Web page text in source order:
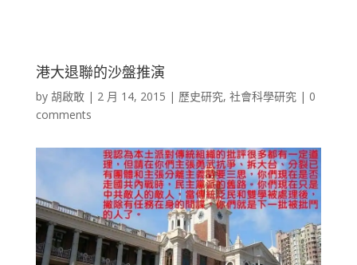
港大退聯的沙盤推演
by 胡啟敢| 2 月 14, 2015 | 歷史研究, 社會科學研究| 0
comments